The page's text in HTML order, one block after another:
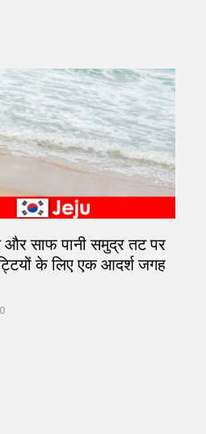
साफ पानी समुद्र तट पर
के लिए एक आदर्श जगह